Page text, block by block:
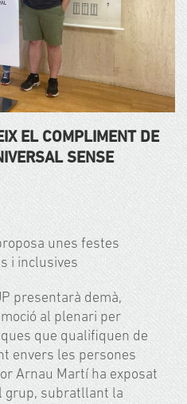
EL COMPLIMENT DE
SENSE
unes festes
i inclusives
presentarà demà,
al plenari per
que qualifiquen de
envers les persones
Arnau Martí ha exposat
grup, subratllant la